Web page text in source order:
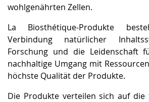
wohlgenährten Zellen.
La Biosthétique-Produkte
Verbindung natürlicher
Forschung und die Leidenschaft
nachhaltige Umgang mit
höchste Qualität der Produkte.
Die Produkte verteilen sich auf die